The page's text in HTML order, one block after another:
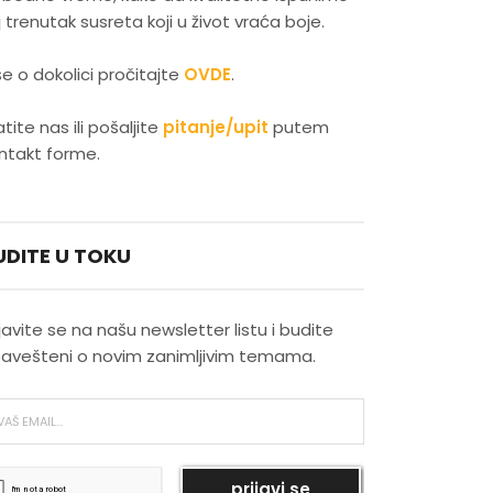
trenutak susreta koji u život vraća boje.
o dokolici pročitajte OVDE.
nas ili pošaljite pitanje/upit putem
forme.
U TOKU
se na našu newsletter listu i budite
o novim zanimljivim temama.
Latino plesovi kao izraz
Evropski gradovi koji su
rekreacija